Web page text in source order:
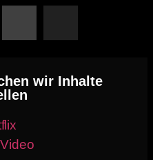
wir Inhalte